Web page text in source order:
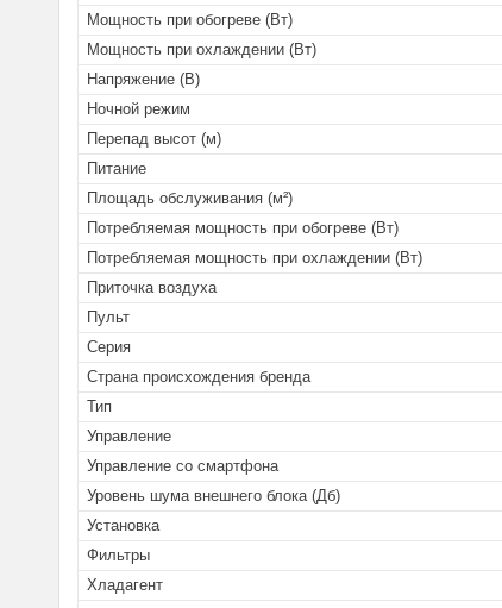
Мощность при обогреве (Вт)
Мощность при охлаждении (Вт)
Напряжение (В)
Ночной режим
Перепад высот (м)
Питание
Площадь обслуживания (м²)
Потребляемая мощность при обогреве (Вт)
Потребляемая мощность при охлаждении (Вт)
Приточка воздуха
Пульт
Серия
Страна происхождения бренда
Тип
Управление
Управление со смартфона
Уровень шума внешнего блока (Дб)
Установка
Фильтры
Хладагент